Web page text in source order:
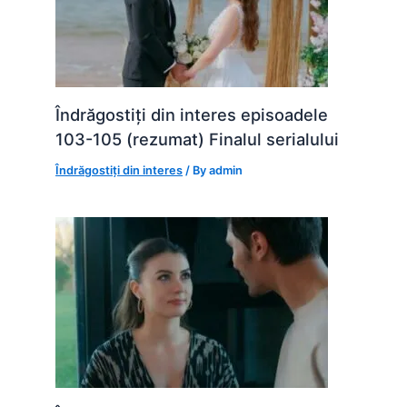
Îndrăgostiți din interes episoadele
103-105 (rezumat) Finalul serialului
Îndrăgostiți din interes / Byadmin